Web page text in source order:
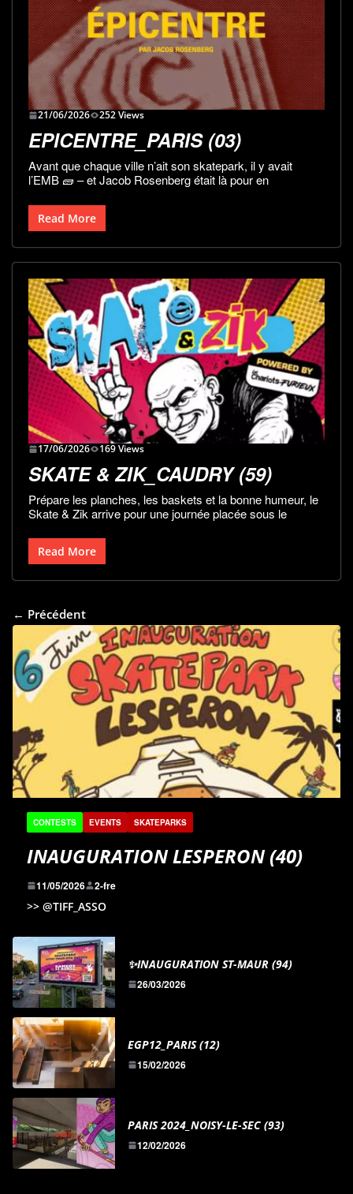
21/06/2026 252 Views
EPICENTRE_PARIS (03)
Avant que chaque ville n’ait son skatepark, il y avait
l’EMB 🧱 – et Jacob Rosenberg était là pour en
Read More
17/06/2026 169 Views
SKATE & ZIK_CAUDRY (59)
Prépare les planches, les baskets et la bonne humeur, le
Skate & Zik arrive pour une journée placée sous le
Read More
← Précédent
CONTESTS EVENTS SKATEPARKS
INAUGURATION LESPERON (40)
11/05/2026 2-fre
>> @TIFF_ASSO
✨INAUGURATION ST-MAUR (94)
26/03/2026
EGP12_PARIS (12)
15/02/2026
PARIS 2024_NOISY-LE-SEC (93)
12/02/2026